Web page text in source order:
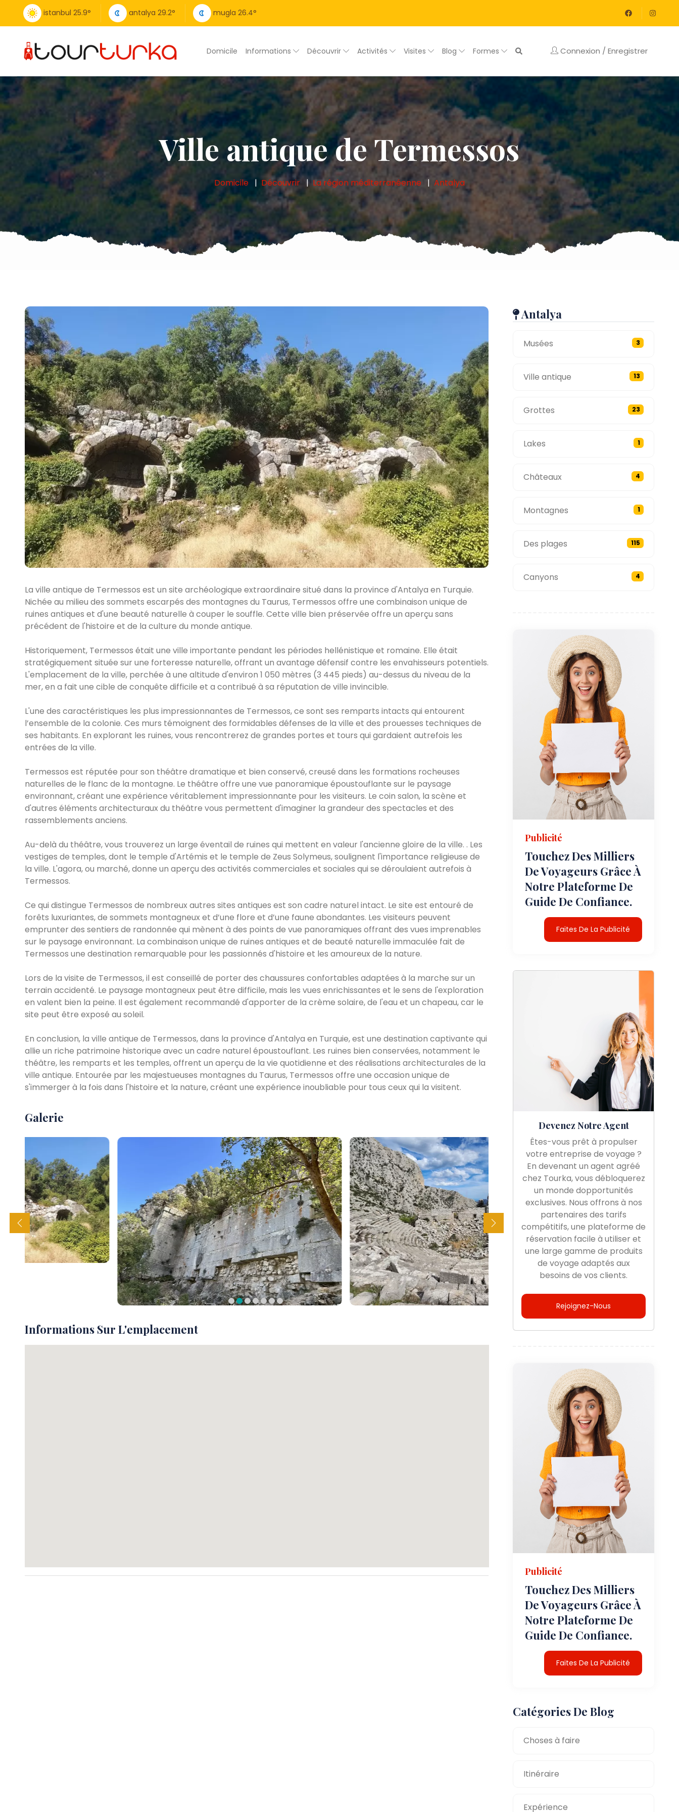
istanbul 25.9° antalya 29.2° mugla 26.4°
Domicile Informations Découvrir Activités Visites Blog Formes Connexion / Enregistrer
Ville antique de Termessos
Domicile Découvrir La région méditerranéenne Antalya
La ville antique de Termessos est un site archéologique extraordinaire situé dans la province d'Antalya en Turquie.
Nichée au milieu des sommets escarpés des montagnes du Taurus, Termessos offre une combinaison unique de
ruines antiques et d'une beauté naturelle à couper le souffle. Cette ville bien préservée offre un aperçu sans
précédent de l'histoire et de la culture du monde antique.
Historiquement, Termessos était une ville importante pendant les périodes hellénistique et romaine. Elle était
stratégiquement située sur une forteresse naturelle, offrant un avantage défensif contre les envahisseurs potentiels.
L'emplacement de la ville, perchée à une altitude d'environ 1 050 mètres (3 445 pieds) au-dessus du niveau de la
mer, en a fait une cible de conquête difficile et a contribué à sa réputation de ville invincible.
L'une des caractéristiques les plus impressionnantes de Termessos, ce sont ses remparts intacts qui entourent
l’ensemble de la colonie. Ces murs témoignent des formidables défenses de la ville et des prouesses techniques de
ses habitants. En explorant les ruines, vous rencontrerez de grandes portes et tours qui gardaient autrefois les
entrées de la ville.
Termessos est réputée pour son théâtre dramatique et bien conservé, creusé dans les formations rocheuses
naturelles de le flanc de la montagne. Le théâtre offre une vue panoramique époustouflante sur le paysage
environnant, créant une expérience véritablement impressionnante pour les visiteurs. Le coin salon, la scène et
d'autres éléments architecturaux du théâtre vous permettent d'imaginer la grandeur des spectacles et des
rassemblements anciens.
Au-delà du théâtre, vous trouverez un large éventail de ruines qui mettent en valeur l'ancienne gloire de la ville. . Les
vestiges de temples, dont le temple d'Artémis et le temple de Zeus Solymeus, soulignent l'importance religieuse de
la ville. L'agora, ou marché, donne un aperçu des activités commerciales et sociales qui se déroulaient autrefois à
Termessos.
Ce qui distingue Termessos de nombreux autres sites antiques est son cadre naturel intact. Le site est entouré de
forêts luxuriantes, de sommets montagneux et d’une flore et d’une faune abondantes. Les visiteurs peuvent
emprunter des sentiers de randonnée qui mènent à des points de vue panoramiques offrant des vues imprenables
sur le paysage environnant. La combinaison unique de ruines antiques et de beauté naturelle immaculée fait de
Termessos une destination remarquable pour les passionnés d'histoire et les amoureux de la nature.
Lors de la visite de Termessos, il est conseillé de porter des chaussures confortables adaptées à la marche sur un
terrain accidenté. Le paysage montagneux peut être difficile, mais les vues enrichissantes et le sens de l'exploration
en valent bien la peine. Il est également recommandé d'apporter de la crème solaire, de l'eau et un chapeau, car le
site peut être exposé au soleil.
En conclusion, la ville antique de Termessos, dans la province d'Antalya en Turquie, est une destination captivante qui
allie un riche patrimoine historique avec un cadre naturel époustouflant. Les ruines bien conservées, notamment le
théâtre, les remparts et les temples, offrent un aperçu de la vie quotidienne et des réalisations architecturales de la
ville antique. Entourée par les majestueuses montagnes du Taurus, Termessos offre une occasion unique de
s'immerger à la fois dans l'histoire et la nature, créant une expérience inoubliable pour tous ceux qui la visitent.
Galerie
Informations Sur L'emplacement
Antalya
Musées 3
Ville antique 13
Grottes 23
Lakes 1
Châteaux 4
Montagnes 1
Des plages 115
Canyons 4
Publicité
Touchez Des Milliers
De Voyageurs Grâce À
Notre Plateforme De
Guide De Confiance.
Faites De La Publicité
Devenez Notre Agent
Êtes-vous prêt à propulser
votre entreprise de voyage ?
En devenant un agent agréé
chez Tourka, vous débloquerez
un monde dopportunités
exclusives. Nous offrons à nos
partenaires des tarifs
compétitifs, une plateforme de
réservation facile à utiliser et
une large gamme de produits
de voyage adaptés aux
besoins de vos clients.
Rejoignez-Nous
Publicité
Touchez Des Milliers
De Voyageurs Grâce À
Notre Plateforme De
Guide De Confiance.
Faites De La Publicité
Catégories De Blog
Choses à faire
Itinéraire
Expérience